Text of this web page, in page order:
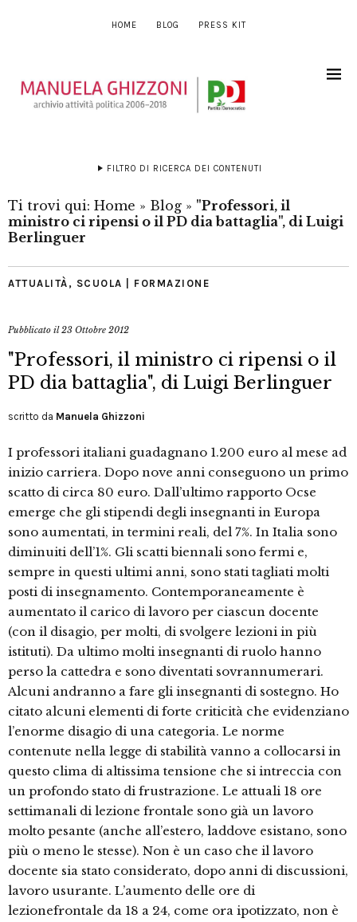
HOME BLOG PRESS KIT
FILTRO DI RICERCA DEI CONTENUTI
Ti trovi qui: Home » Blog » "Professori, il
ministro ci ripensi o il PD dia battaglia", di Luigi
Berlinguer
ATTUALITÀ , SCUOLA | FORMAZIONE
Pubblicato il23 Ottobre 2012
"Professori, il ministro ci ripensi o il
PD dia battaglia", di Luigi Berlinguer
scritto da Manuela Ghizzoni
I professori italiani guadagnano 1.200 euro al mese ad
inizio carriera. Dopo nove anni conseguono un primo
scatto di circa 80 euro. Dall’ultimo rapporto Ocse
emerge che gli stipendi degli insegnanti in Europa
sono aumentati, in termini reali, del 7%. In Italia sono
diminuiti dell’1%. Gli scatti biennali sono fermi e,
sempre in questi ultimi anni, sono stati tagliati molti
posti di insegnamento. Contemporaneamente è
aumentato il carico di lavoro per ciascun docente
(con il disagio, per molti, di svolgere lezioni in più
istituti). Da ultimo molti insegnanti di ruolo hanno
perso la cattedra e sono diventati sovrannumerari.
Alcuni andranno a fare gli insegnanti di sostegno. Ho
citato alcuni elementi di forte criticità che evidenziano
l’enorme disagio di una categoria. Le norme
contenute nella legge di stabilità vanno a collocarsi in
questo clima di altissima tensione che si intreccia con
un profondo stato di frustrazione. Le attuali 18 ore
settimanali di lezione frontale sono già un lavoro
molto pesante (anche all’estero, laddove esistano, sono
più o meno le stesse). Non è un caso che il lavoro
docente sia stato considerato, dopo anni di discussioni,
lavoro usurante. L’aumento delle ore di
lezionefrontale da 18 a 24, come ora ipotizzato, non è